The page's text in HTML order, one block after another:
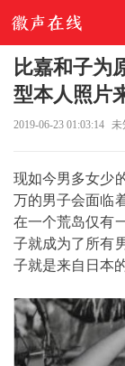
比嘉和子为
型本人照片
2019-06-23 01:03:14 未
现如今男多女少
万的男子会面临
在一个荒岛仅有
子就成为了所有
子就是来自日本